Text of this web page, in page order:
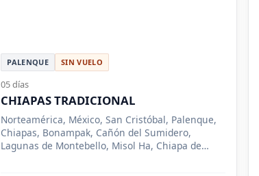
PALENQUE SIN VUELO
05 días
CHIAPAS TRADICIONAL
Norteamérica, México, San Cristóbal, Palenque,
Chiapas, Bonampak, Cañón del Sumidero,
Lagunas de Montebello, Misol Ha, Chiapa de